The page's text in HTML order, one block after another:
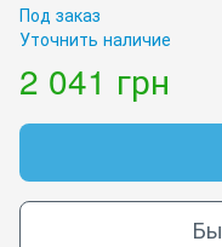
Под заказ
Уточнить наличие
2 041 грн